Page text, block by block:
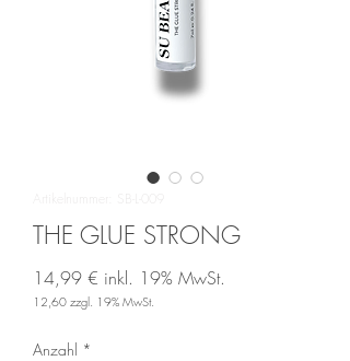
THE GLUE STRONG
14,99 € inkl. 19% MwSt.
12,60 zzgl. 19% MwSt.
Anzahl *